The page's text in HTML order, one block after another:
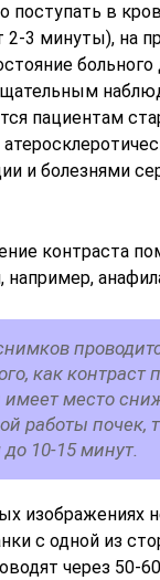
поступать в
2-3 минуты), на
пациентам
и болезнями
контраста
например,
как контраст
имеет место
работы почек,
до 10-15 минут.
изображениях
с одной из
через 50-